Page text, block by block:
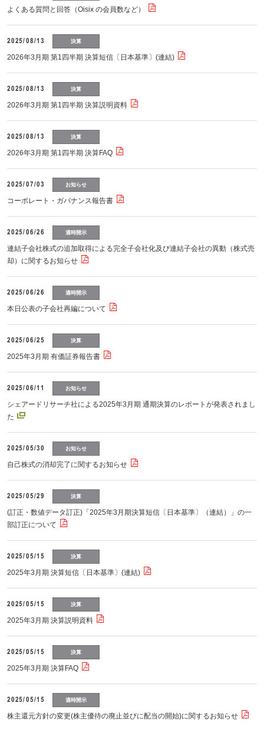
よくある質問と回答（Oisix の会員数など）
2025/08/13 決算
2026年3月期 第1四半期 決算短信〔日本基準〕(連結)
2025/08/13 決算
2026年3月期 第1四半期 決算説明資料
2025/08/13 決算
2026年3月期 第1四半期 決算FAQ
2025/07/03 お知らせ
コーポレート・ガバナンス報告書
2025/06/26 適時開示
連結子会社株式の追加取得による完全子会社化及び連結子会社の異動（株式売
却）に関するお知らせ
2025/06/26 適時開示
本日公表の子会社再編について
2025/06/25 決算
2025年3月期 有価証券報告書
2025/06/11 お知らせ
シェアードリサーチ社による2025年3月期 通期決算のレポートが発表されまし
た
2025/05/30 お知らせ
自己株式の消却完了に関するお知らせ
2025/05/29 決算
(訂正・数値データ訂正)「2025年3月期決算短信〔日本基準〕（連結）」の一
部訂正について
2025/05/15 決算
2025年3月期 決算短信〔日本基準〕(連結)
2025/05/15 決算
2025年3月期 決算説明資料
2025/05/15 決算
2025年3月期 決算FAQ
2025/05/15 適時開示
株主還元方針の変更(株主優待の廃止並びに配当の開始)に関するお知らせ